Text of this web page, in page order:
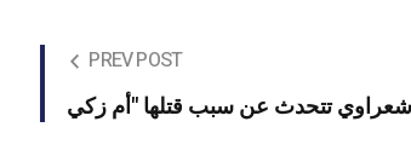
PREV POST